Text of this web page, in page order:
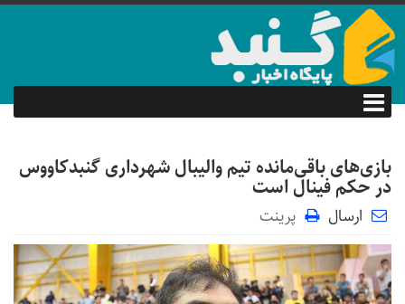
بازی‌های باقی‌مانده تیم والیبال شهرداری گنبدکاووس
در حکم فینال است
ارسال پرینت